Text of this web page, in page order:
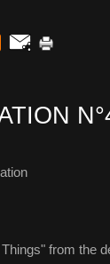
from the